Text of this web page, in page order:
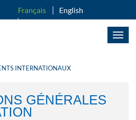
Français
English
INTERNATIONAUX